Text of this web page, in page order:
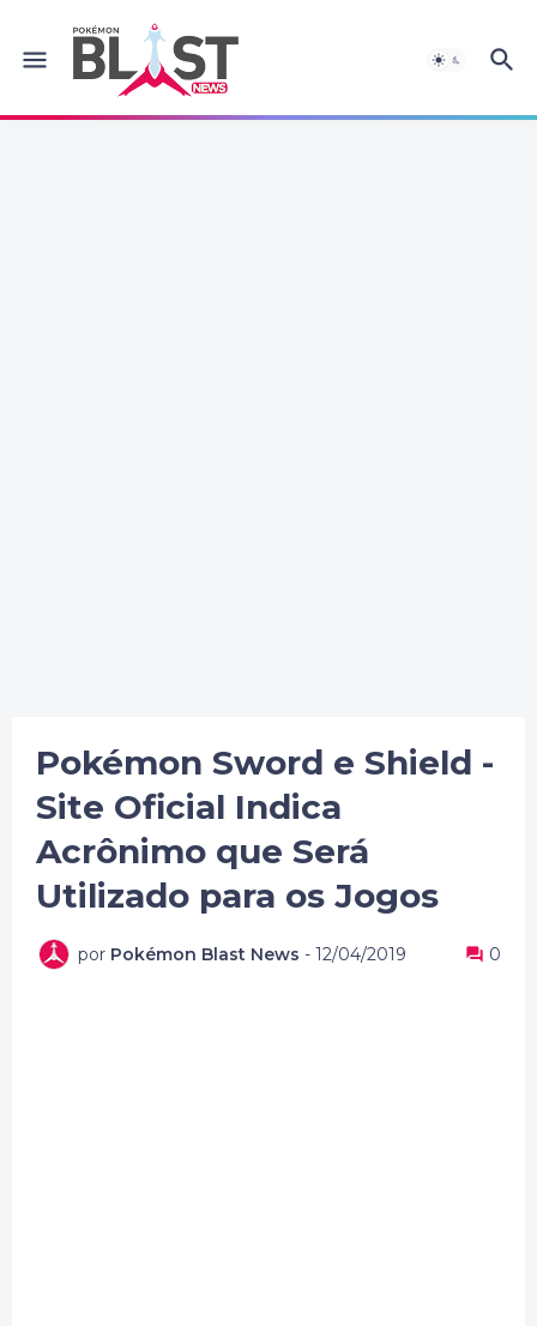
Pokémon Sword e Shield -
Site Oficial Indica
Acrônimo que Será
Utilizado para os Jogos
por Pokémon Blast News - 12/04/2019 0